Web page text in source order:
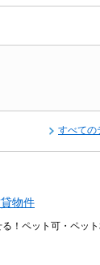
すべての
物件
！ペット可・ペッ